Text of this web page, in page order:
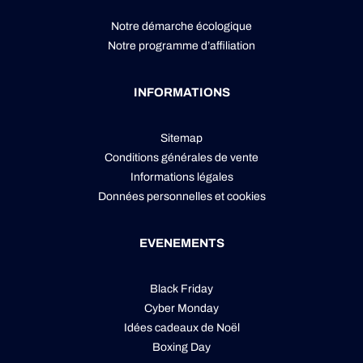
Notre démarche écologique
Notre programme d’affiliation
INFORMATIONS
Sitemap
Conditions générales de vente
Informations légales
Données personnelleset cookies
EVENEMENTS
Black Friday
Cyber Monday
Idées cadeaux de Noël
Boxing Day